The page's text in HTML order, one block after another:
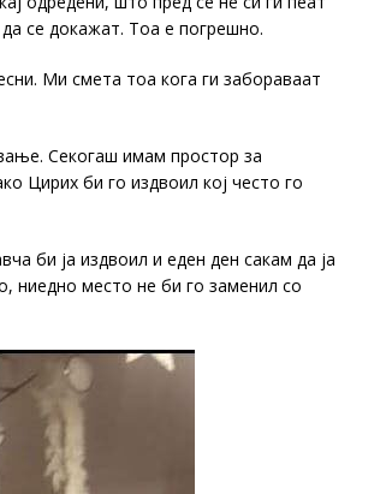
се докажат. Тоа е погрешно.
Ми смета тоа кога ги забораваат
Секогаш имам простор за
Цирих би го издвоил кој често го
би ја издвоил и еден ден сакам да ја
ниедно место не би го заменил со